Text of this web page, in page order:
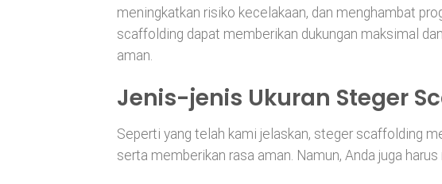
meningkatkan risiko kecelakaan, dan menghambat
scaffolding dapat memberikan dukungan maksimal
aman.
Jenis-jenis Ukuran Steger
Seperti yang telah kami jelaskan, steger scaffolding
serta memberikan rasa aman. Namun, Anda juga